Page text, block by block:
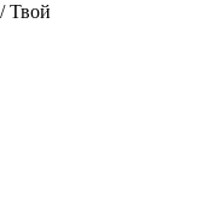
/Твой